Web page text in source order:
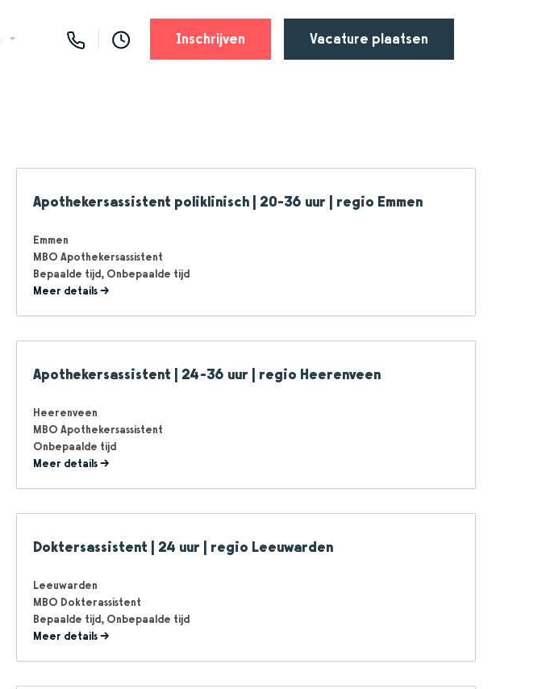
Inschrijven Vacature plaatsen
Apothekersassistent poliklinisch | 20-36 uur | regio Emmen
Emmen
MBO Apothekersassistent
Bepaalde tijd Onbepaalde tijd
Meer details
Apothekersassistent | 24-36 uur | regio Heerenveen
Heerenveen
MBO Apothekersassistent
Onbepaalde tijd
Meer details
Doktersassistent | 24 uur | regio Leeuwarden
Leeuwarden
MBO Dokterassistent
Bepaalde tijd Onbepaalde tijd
Meer details